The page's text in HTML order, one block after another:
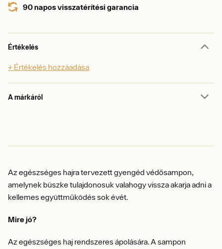
90 napos visszatérítési garancia
Értékelés
+ Értékelés hozzáadása
A márkáról
Az egészséges hajra tervezett gyengéd védősampon,
amelynek büszke tulajdonosuk valahogy vissza akarja adni a
kellemes együttműködés sok évét.
Mire jó?
Az egészséges haj rendszeres ápolására. A sampon